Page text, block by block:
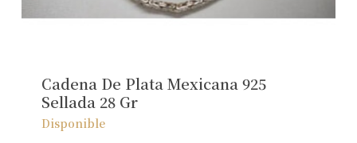
No hay productos en el carrito.
Cadena De Plata Mexicana 925
Sellada 28 Gr
Disponible